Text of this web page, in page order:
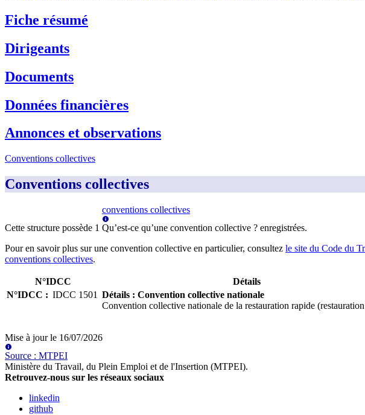
Fiche résumé
Dirigeants
Documents
Données financières
Annonces et observations
Conventions collectives
Conventions collectives
Cette structure possède 1
conventions collectives
Qu’est-ce qu’une convention collective ? enregistrées.
Pour en savoir plus sur une convention collective en particulier, consultez le site du Code du
conventions collectives.
N°IDCC Détails
N°IDCC : IDCC 1501 Détails : Convention collective nationale
Convention collective nationale de la restauration rapide
Mise à jour le 16/07/2026
Source : MTPEI
Ministère du Travail, du Plein Emploi et de l'Insertion (MTPEI).
Retrouvez-nous sur les réseaux sociaux
linkedin
github